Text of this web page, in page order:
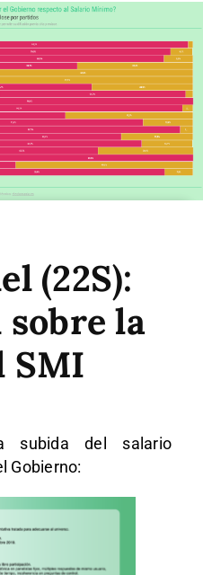
(22S):
la
SMI
subida del salario
Gobierno: